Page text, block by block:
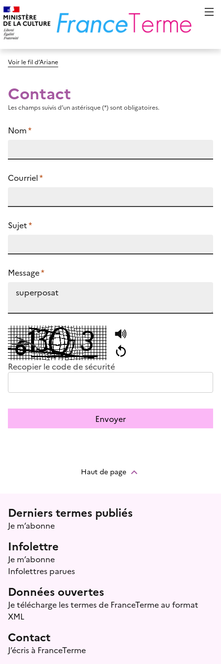
Voir le fil d’Ariane
Contact
Les champs suivis d’un astérisque (*) sont obligatoires.
Nom*
Courriel*
Sujet*
Message*
Recopier le code de sécurité
Envoyer
Haut de page
Menu prefooter
Derniers termes publiés
Je m’abonne
Infolettre
Je m’abonne
Infolettres parues
Données ouvertes
Je télécharge les termes de FranceTerme au format
XML
Contact
J’écris à FranceTerme